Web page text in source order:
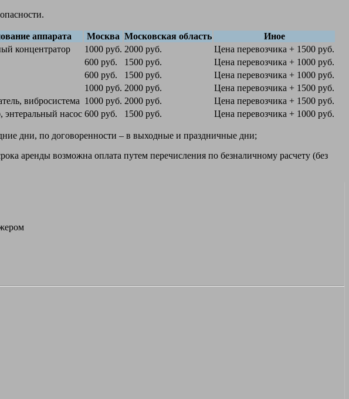
аппарата Москва Московская область
Иное
концентратор
1000 руб. 2000 руб.
Цена перевозчика + 1500 руб.
600 руб. 1500 руб.
Цена перевозчика + 1000 руб.
600 руб. 1500 руб.
Цена перевозчика + 1000 руб.
1000 руб. 2000 руб.
Цена перевозчика + 1500 руб.
вибросистема 1000 руб. 2000 руб.
Цена перевозчика + 1500 руб.
энтеральный насос 600 руб. 1500 руб. Цена перевозчика + 1000 руб.
дни, по договоренности – в выходные и праздничные дни;
аренды возможна оплата путем перечисления по безналичному расчету (без